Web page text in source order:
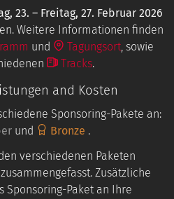
23. – Freitag, 27. Februar 2026
Weitere Informationen finden
und Tagungsort, sowie
Tracks.
and Kosten
Sponsoring-Pakete an:
und Bronze .
verschiedenen Paketen
Zusätzliche
Sponsoring-Paket an Ihre